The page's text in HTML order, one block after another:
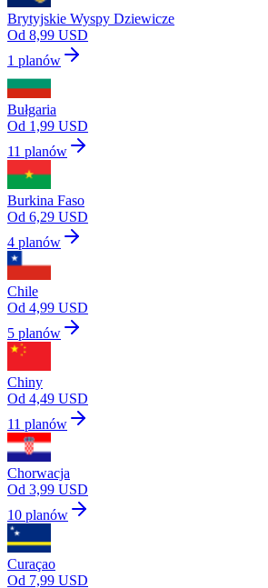
Brytyjskie Wyspy Dziewicze
Od 8,99 USD
1 planów
Bułgaria
Od 1,99 USD
11 planów
Burkina Faso
Od 6,29 USD
4 planów
Chile
Od 4,99 USD
5 planów
Chiny
Od 4,49 USD
11 planów
Chorwacja
Od 3,99 USD
10 planów
Curaçao
Od 7,99 USD